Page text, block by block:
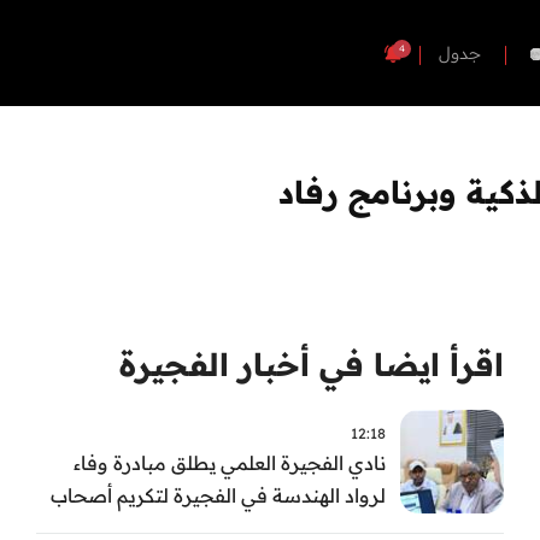
جدول 4
وبرنامج رفاد
اقرأ ايضا في أخبار الفجيرة
12:18
نادي الفجيرة العلمي يطلق مبادرة وفاء
لرواد الهندسة في الفجيرة لتكريم أصحاب
العطاء وترسيخ الإرث الهندسي بالفجيرة